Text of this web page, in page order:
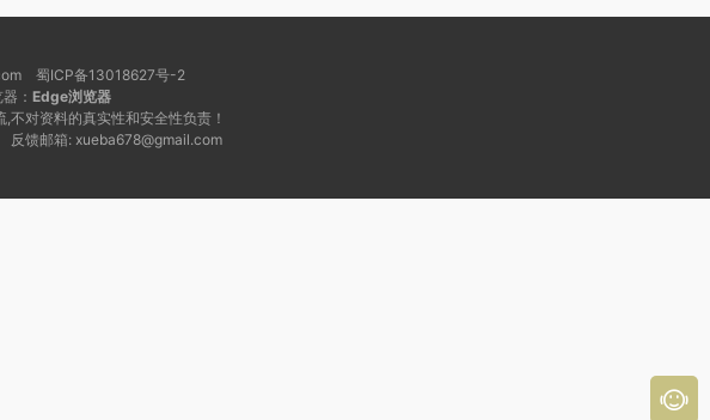
蜀ICP备13018627号-2
： Edge浏览器
不对资料的真实性和安全性负责！
反馈邮箱: xueba678@gmail.com